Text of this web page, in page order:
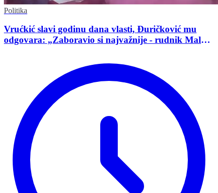
Politika
Vrućkić slavi godinu dana vlasti, Đuričković mu
odgovara: „Zaboravio si najvažnije - rudnik Malka